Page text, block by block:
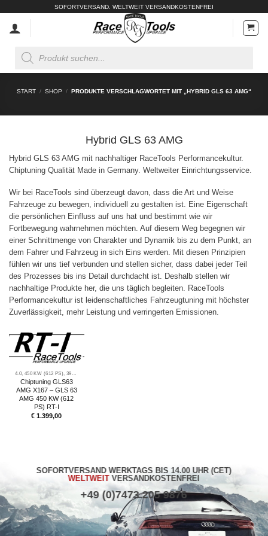
springen
SOFORTVERSAND. WELTWEIT VERSANDKOSTENFREI
search
START / SHOP / PRODUKTE VERSCHLAGWORTET MIT „HYBRID GLS 63 AMG“
Hybrid GLS 63 AMG
Hybrid GLS 63 AMG mit nachhaltiger RaceTools Performancekultur.
Chiptuning Qualität Made in Germany. Weltweiter Einrichtungsservice.
Wir bei RaceTools sind überzeugt davon, dass die Art und Weise
Fahrzeuge zu bewegen, individuell zu gestalten ist. Eine Eigenschaft
die persönlichen Einfluss auf uns hat und bestimmt wie wir
Fortbewegung wahrnehmen möchten. Auf diesem Weg begegnen wir
einer Schnittmenge von Charakter und Dynamik bis zu dem Punkt, an
dem Fahrer und Fahrzeug in sich Eins werden. Mit diesen Prinzipien
fühlen wir uns tief verbunden und stellen sicher, dass dabei jeder Teil
des Prozesses bis ins Detail durchdacht ist. Deshalb stellen wir
nachhaltige Produkte her, die uns täglich begleiten. RaceTools
Performancekultur ist leidenschaftliches Fahrzeugtuning mit höchster
Zuverlässigkeit, mehr Leistung und verringerten Emissionen.
4.0, 450 KW (612 PS), 3982CM³
Chiptuning GLS63
AMG X167 – GLS 63
AMG 450 KW (612
PS) RT-I
€ 1.399,00
SOFORTVERSAND WERKTAGS BIS 14.00 UHR (CET)
WELTWEITVERSANDKOSTENFREI
+49 (0)7473 205 9876